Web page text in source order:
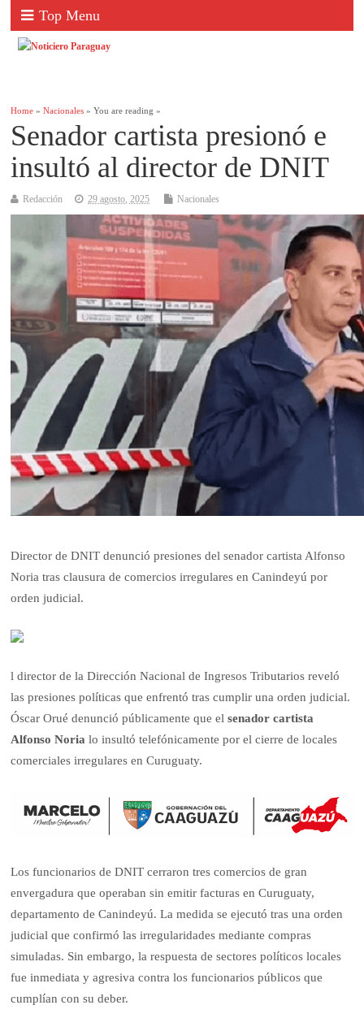
Top Menu
Home »Nacionales » You are reading »
Senador cartista presionó e
insultó al director de DNIT
Redacción 29 agosto, 2025 Nacionales
Director de DNIT denunció presiones del senador cartista Alfonso
Noria tras clausura de comercios irregulares en Canindeyú por
orden judicial.
l director de la Dirección Nacional de Ingresos Tributarios reveló
las presiones políticas que enfrentó tras cumplir una orden judicial.
Óscar Orué denunció públicamente que elsenador cartista
Alfonso Noria lo insultó telefónicamente por el cierre de locales
comerciales irregulares en Curuguaty.
Los funcionarios de DNIT cerraron tres comercios de gran
envergadura que operaban sin emitir facturas en Curuguaty,
departamento de Canindeyú. La medida se ejecutó tras una orden
judicial que confirmó las irregularidades mediante compras
simuladas. Sin embargo, la respuesta de sectores políticos locales
fue inmediata y agresiva contra los funcionarios públicos que
cumplían con su deber.